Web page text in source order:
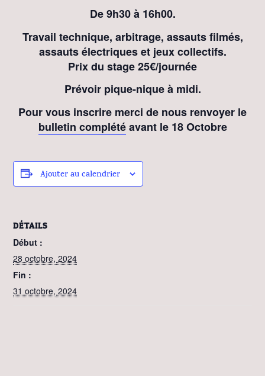
De 9h30 à 16h00.
Travail technique, arbitrage, assauts filmés,
assauts électriques et jeux collectifs.
Prix du stage 25€/journée
Prévoir pique-nique à midi.
Pour vous inscrire merci de nous renvoyer le
bulletin complétéavant le 18 Octobre
Ajouter au calendrier
DÉTAILS
Début :
28 octobre, 2024
Fin :
31 octobre, 2024